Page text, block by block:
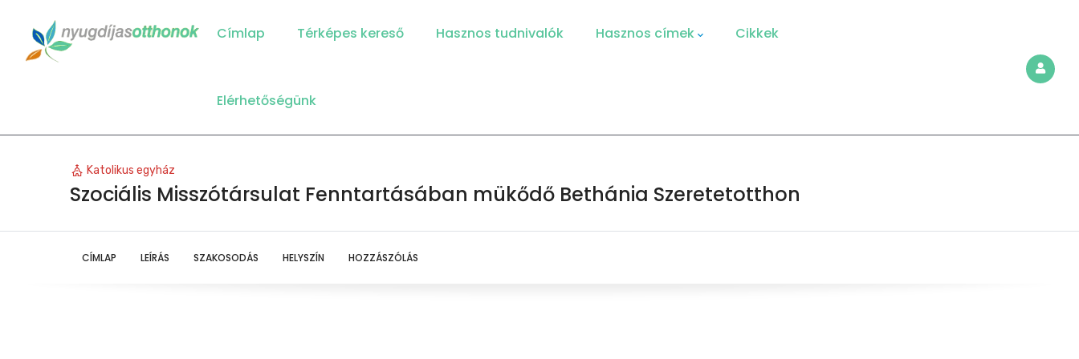
Navigation
Címlap Térképes kereső Hasznos tudnivalók Hasznos címek Cikkek
Elérhetőségünk
Katolikus egyház
Szociális Misszótársulat Fenntartásában mükődő Bethánia Szeretetotthon
CÍMLAP LEÍRÁS SZAKOSODÁS HELYSZÍN HOZZÁSZÓLÁS